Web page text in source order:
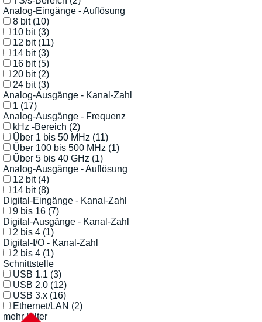
Analog-Eingänge - Auflösung
8 bit (10)
10 bit (3)
12 bit (11)
14 bit (3)
16 bit (5)
20 bit (2)
24 bit (3)
Analog-Ausgänge - Kanal-Zahl
1 (17)
Analog-Ausgänge - Frequenz
kHz -Bereich (2)
Über 1 bis 50 MHz (11)
Über 100 bis 500 MHz (1)
Über 5 bis 40 GHz (1)
Analog-Ausgänge - Auflösung
12 bit (4)
14 bit (8)
Digital-Eingänge - Kanal-Zahl
9 bis 16 (7)
Digital-Ausgänge - Kanal-Zahl
2 bis 4 (1)
Digital-I/O - Kanal-Zahl
2 bis 4 (1)
Schnittstelle
USB 1.1 (3)
USB 2.0 (12)
USB 3.x (16)
Ethernet/LAN (2)
mehr Filter